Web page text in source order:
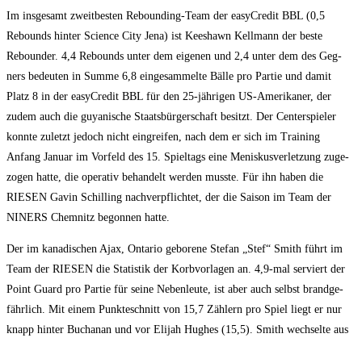
Im ins­ge­samt zweit­bes­ten Reboun­ding-Team der easy­Cre­dit BBL (0,5
Rebounds hin­ter Sci­ence City Jena) ist Kee­s­hawn Kell­mann der bes­te
Reboun­der. 4,4 Rebounds unter dem eige­nen und 2,4 unter dem des Geg­
ners bedeu­ten in Sum­me 6,8 ein­ge­sam­mel­te Bäl­le pro Par­tie und damit
Platz 8 in der easy­Cre­dit BBL für den 25-jäh­ri­gen US-Ame­ri­ka­ner, der
zudem auch die guya­ni­sche Staats­bür­ger­schaft besitzt. Der Cen­ter­spie­ler
konn­te zuletzt jedoch nicht ein­grei­fen, nach dem er sich im Trai­ning
Anfang Janu­ar im Vor­feld des 15. Spiel­tags eine Menis­kus­ver­let­zung zuge­
zo­gen hat­te, die ope­ra­tiv behan­delt wer­den muss­te. Für ihn haben die
RIESEN Gavin Schil­ling nach­ver­pflich­tet, der die Sai­son im Team der
NINERS Chem­nitz begon­nen hatte.
Der im kana­di­schen Ajax, Onta­rio gebo­re­ne Ste­fan „Stef“ Smith führt im
Team der RIESEN die Sta­tis­tik der Korb­vor­la­gen an. 4,9‑mal ser­viert der
Point Guard pro Par­tie für sei­ne Neben­leu­te, ist aber auch selbst brand­ge­
fähr­lich. Mit einem Punk­te­schnitt von 15,7 Zäh­lern pro Spiel liegt er nur
knapp hin­ter Buchanan und vor Eli­jah Hug­hes (15,5). Smith wech­sel­te aus